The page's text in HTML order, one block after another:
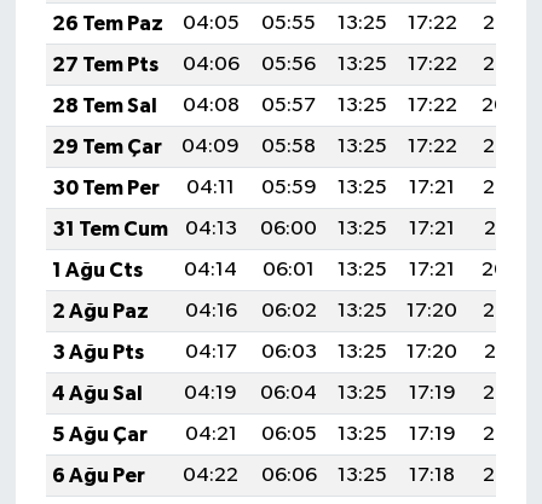
26 Tem Paz
04:05 05:55 13:25 17:22
20:46
27 Tem Pts
04:06 05:56 13:25 17:22
20:45
28 Tem Sal
04:08 05:57 13:25 17:22
20:44
29 Tem Çar
04:09 05:58 13:25 17:22
20:43
30 Tem Per
04:11 05:59 13:25 17:21
20:42
31 Tem Cum
04:13 06:00 13:25 17:21
20:41
1 Ağu Cts
04:14 06:01 13:25 17:21
20:40
2 Ağu Paz
04:16 06:02 13:25 17:20
20:39
3 Ağu Pts
04:17 06:03 13:25 17:20
20:37
4 Ağu Sal
04:19 06:04 13:25 17:19
20:36
5 Ağu Çar
04:21 06:05 13:25 17:19
20:35
6 Ağu Per
04:22 06:06 13:25 17:18
20:34